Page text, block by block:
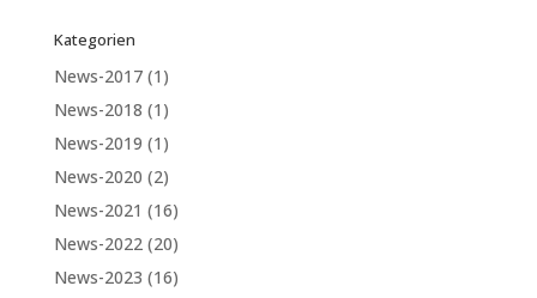
Kategorien
News-2017(1)
News-2018 (1)
News-2019 (1)
News-2020 (2)
News-2021 (16)
News-2022(20)
News-2023 (16)